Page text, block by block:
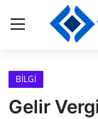
BİLGİ
Gelir